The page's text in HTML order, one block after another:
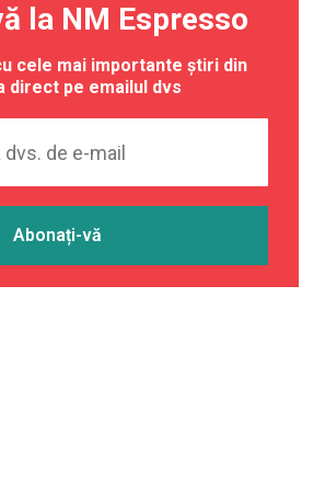
la NM Espresso
cele mai importante știri din
direct pe emailul dvs